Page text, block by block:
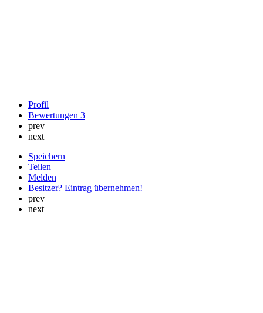
Profil
Bewertungen 3
prev
next
Speichern
Teilen
Melden
Besitzer? Eintrag übernehmen!
prev
next